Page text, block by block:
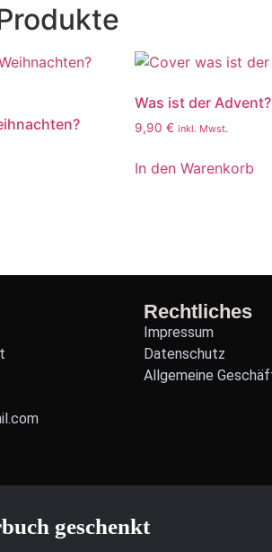
Was ist der
9,90 € inkl. Mwst.
In den Warenkorb
Rechtliches
Impressum
Datenschutz
Allgemeine
geschenkt